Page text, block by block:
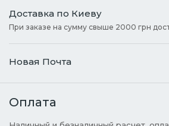
Доставка по Киеву
При заказе на сумму свыше 2000 грн
Новая Почта
Оплата